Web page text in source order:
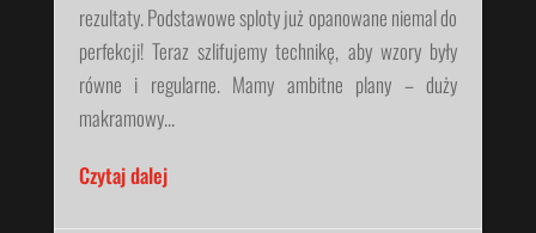
rezultaty. Podstawowe sploty już opanowane niemal do
perfekcji! Teraz szlifujemy technikę, aby wzory były
równe i regularne. Mamy ambitne plany – duży
makramowy...
Czytaj dalej